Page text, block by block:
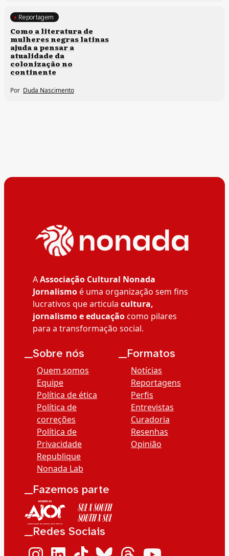
Direitos humanos
Reportagem
Como a literatura de
mulheres negras latinas
ajuda a pensar a
atualidade da
colonização no
continente
Por Duda Nascimento
AAssociação Cultural Nonada
Jornalismoé uma organização sem fins
lucrativos que articula cultura,
jornalismo e educaçãocomo pilares
para a transformação social.
__Sobre nós
Quem somos
Equipe
Política de ética
Política de
correções
Política de
Privacidade
Republique
Nonada Lab
__Formatos
Notícias
Reportagens
Perfis
Entrevistas
Curadoria
Resenhas
Opinião
__Fazemos parte
__Redes Sociais